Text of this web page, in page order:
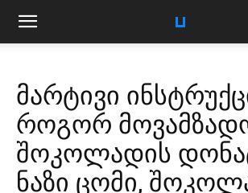
მარტივი
როგორ
შოკოლადის
ნაზი ცომი,